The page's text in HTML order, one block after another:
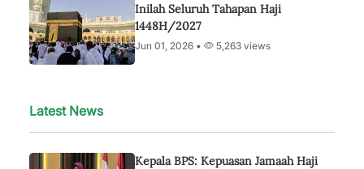
Inilah Seluruh Tahapan Haji
1448H/2027
Jun 01, 2026 • 5,263 views
Latest News
Kepala BPS: Kepuasan Jamaah Haji